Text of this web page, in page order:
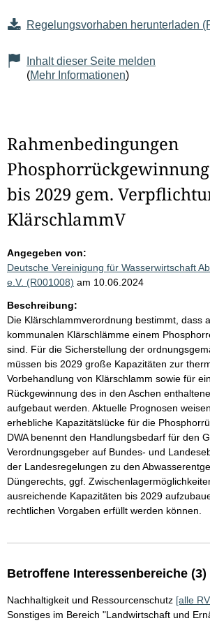
Regelungsvorhaben herunterladen
Inhalt dieser Seite melden
(Mehr Informationen)
Rahmenbedingungen
bis 2029 gem.
KlärschlammV
Angegeben von:
Deutsche Vereinigung für Wasserwirtschaft
e.V. (R001008) am 10.06.2024
Beschreibung:
Die Klärschlammverordnung bestimmt, dass
kommunalen Klärschlämme einem
sind. Für die Sicherstellung der
müssen bis 2029 große Kapazitäten zur
Vorbehandlung von Klärschlamm sowie für
Rückgewinnung des in den Aschen
aufgebaut werden. Aktuelle Prognosen
erhebliche Kapazitätslücke für die
DWA benennt den Handlungsbedarf für den
Verordnungsgeber auf Bundes- und
der Landesregelungen zu den
Düngerechts, ggf.
ausreichende Kapazitäten bis 2029
rechtlichen Vorgaben erfüllt werden können.
Betroffene Interessenbereiche (3)
Nachhaltigkeit und Ressourcenschutz [alle
Sonstiges im Bereich "Landwirtschaft und